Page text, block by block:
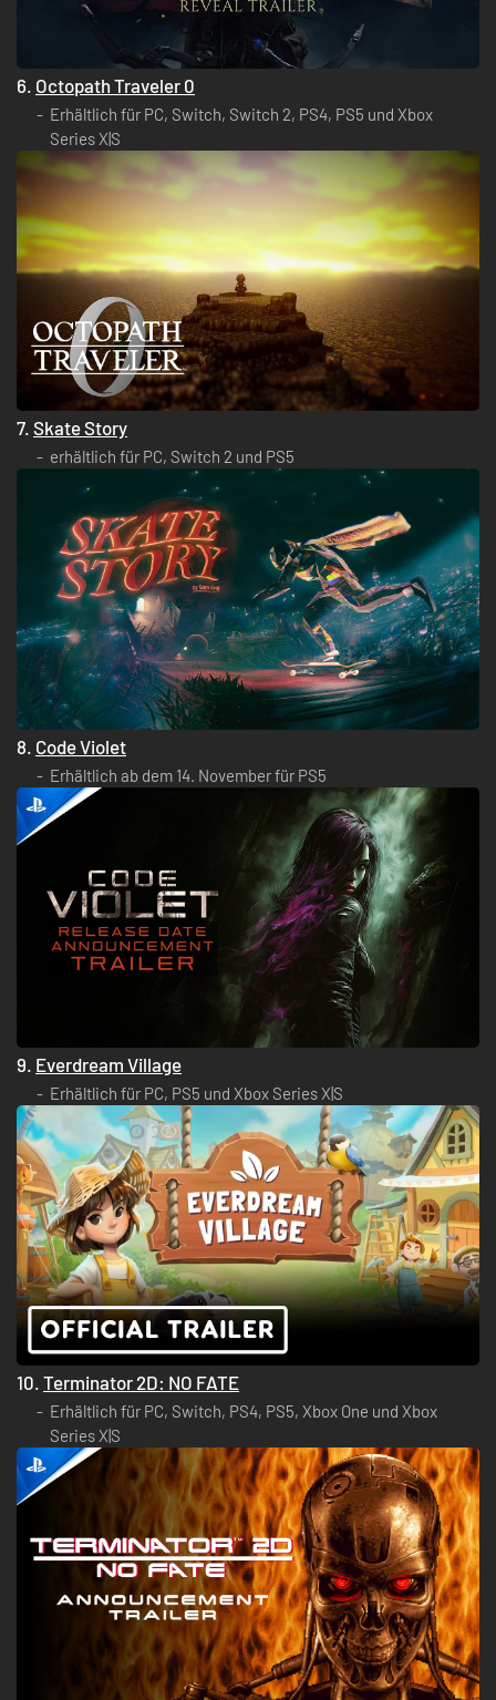
6. Octopath Traveler 0
Erhältlich für PC, Switch, Switch 2, PS4, PS5 und Xbox
Series X|S
7. Skate Story
erhältlich für PC, Switch 2 und PS5
8. Code Violet
Erhältlich ab dem 14. November für PS5
9. Everdream Village
Erhältlich für PC, PS5 und Xbox Series X|S
10. Terminator 2D: NO FATE
Erhältlich für PC, Switch, PS4, PS5, Xbox One und Xbox
Series X|S